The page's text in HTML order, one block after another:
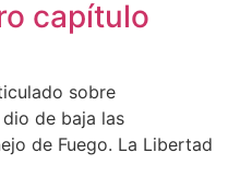
capítulo
sobre
de baja las
de Fuego. La Libertad